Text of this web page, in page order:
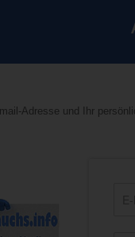
Adresse und Ihr